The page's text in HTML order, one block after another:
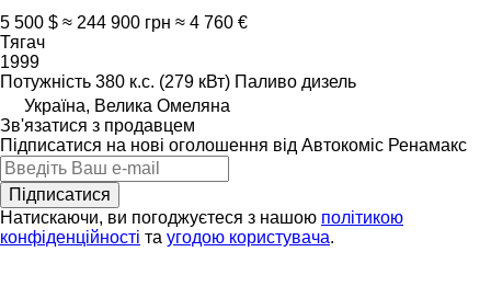
5 500 $ ≈ 244 900 грн ≈ 4 760 €
Тягач
1999
Потужність 380 к.с. (279 кВт) Паливо дизель
Україна, Велика Омеляна
Зв'язатися з продавцем
Підписатися на нові оголошення від Автокоміс Ренамакс
Підписатися
Натискаючи, ви погоджуєтеся з нашою політикою
конфіденційності та угодою користувача.